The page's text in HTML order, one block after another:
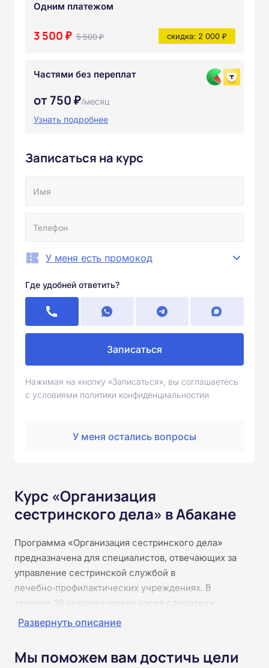
Одним платежом
3 500 ₽ 5 500 ₽ скидка: 2 000 ₽
Частями без переплат
от 750 ₽/месяц
Узнать подробнее
Записаться на курс
У меня есть промокод
Где удобней ответить?
Записаться
Нажимая на кнопку «Записаться», вы соглашаетесь
с условиями политики конфиденциальностии
У меня остались вопросы
Курс «Организация
сестринского дела» в Абакане
Программа «Организация сестринского дела»
предназначена для специалистов, отвечающих за
управление сестринской службой в
лечебно‑профилактических учреждениях. В
течение 36 академических часов слушатели
познакомятся с нормативной базой и стандартами
качества оказания услуг, организации работы
Развернуть описание
Мы поможем вам достичь цели